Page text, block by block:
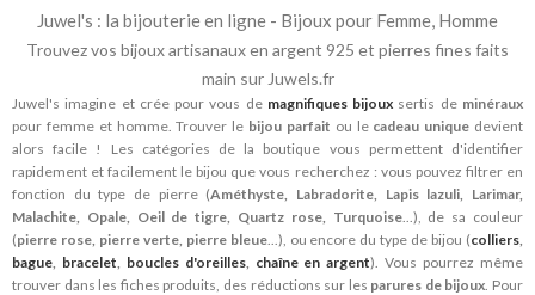
Juwel's : la bijouterie en ligne - Bijoux pour Femme, Homme
Trouvez vos bijoux artisanaux en argent 925 et pierres fines faits
main sur Juwels.fr
Juwel's imagine et crée pour vous de magnifiques bijoux sertis de minéraux
pour femme et homme. Trouver le bijou parfait ou le cadeau unique devient
alors facile ! Les catégories de la boutique vous permettent d'identifier
rapidement et facilement le bijou que vous recherchez : vous pouvez filtrer en
fonction du type de pierre (Améthyste, Labradorite, Lapis lazuli, Larimar,
Malachite, Opale, Oeil de tigre, Quartz rose, Turquoise...), de sa couleur
(pierre rose, pierre verte, pierre bleue...), ou encore du type de bijou (colliers
bague bracelet boucles d'oreilles, chaîne en argent). Vous pourrez même
trouver dans les fiches produits, des réductions sur les parures de bijoux . Pour